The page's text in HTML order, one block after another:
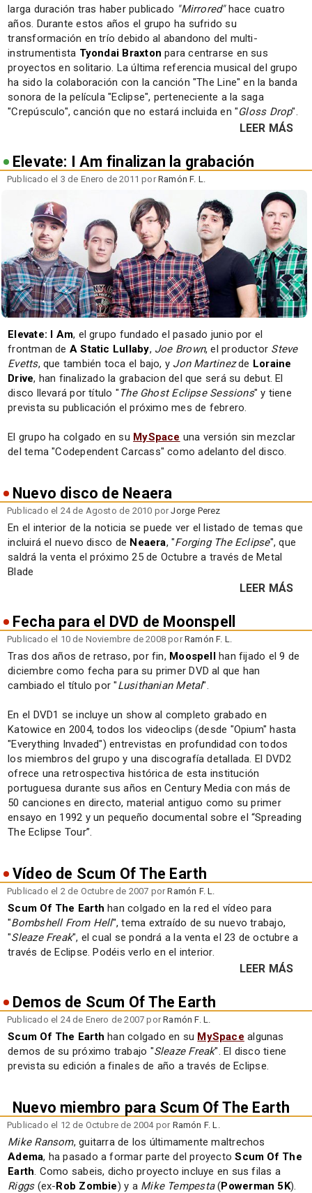
larga duración tras haber publicado "Mirrored"hace cuatro
años. Durante estos años el grupo ha sufrido su
transformación en trío debido al abandono del multi-
instrumentista Tyondai Braxtonpara centrarse en sus
proyectos en solitario. La última referencia musical del grupo
ha sido la colaboración con la canción "The Line" en la banda
sonora de la película "Eclipse", perteneciente a la saga
"Crepúsculo", canción que no estará incluida en "Gloss Drop".
LEER MÁS
Elevate: I Am finalizan la grabación
Publicado el 3 de Enero de 2011 porRamón F. L.
Elevate: I Am, el grupo fundado el pasado junio por el
frontman de A Static Lullaby, Joe Brown, el productor Steve
Evetts, que también toca el bajo, y Jon Martinezde Loraine
Drive, han finalizado la grabacion del que será su debut. El
disco llevará por título " The Ghost Eclipse Sessions" y tiene
prevista su publicación el próximo mes de febrero.
El grupo ha colgado en su MySpace una versión sin mezclar
del tema "Codependent Carcass" como adelanto del disco.
Nuevo disco de Neaera
Publicado el 24 de Agosto de 2010 porJorge Perez
En el interior de la noticia se puede ver el listado de temas que
incluirá el nuevo disco de Neaera, "Forging The Eclipse", que
saldrá la venta el próximo 25 de Octubre a través de Metal
Blade
LEER MÁS
Fecha para el DVD de Moonspell
Publicado el 10 de Noviembre de 2008 porRamón F. L.
Tras dos años de retraso, por fin, Moospellhan fijado el 9 de
diciembre como fecha para su primer DVD al que han
cambiado el título por "Lusithanian Metal".
En el DVD1 se incluye un show al completo grabado en
Katowice en 2004, todos los videoclips (desde "Opium" hasta
"Everything Invaded") entrevistas en profundidad con todos
los miembros del grupo y una discografía detallada. El DVD2
ofrece una retrospectiva histórica de esta institución
portuguesa durante sus años en Century Media con más de
50 canciones en directo, material antiguo como su primer
ensayo en 1992 y un pequeño documental sobre el “Spreading
The Eclipse Tour”.
Vídeo de Scum Of The Earth
Publicado el 2 de Octubre de 2007 porRamón F. L.
Scum Of The Earth han colgado en la red el vídeo para
"Bombshell From Hell", tema extraído de su nuevo trabajo,
"Sleaze Freak", el cual se pondrá a la venta el 23 de octubre a
través de Eclipse. Podéis verlo en el interior.
LEER MÁS
Demos de Scum Of The Earth
Publicado el 24 de Enero de 2007 porRamón F. L.
Scum Of The Earth han colgado en su MySpace algunas
demos de su próximo trabajo "Sleaze Freak". El disco tiene
prevista su edición a finales de año a través de Eclipse.
Nuevo miembro para Scum Of The Earth
Publicado el 12 de Octubre de 2004 por Ramón F. L.
Mike Ransom, guitarra de los últimamente maltrechos
Adema, ha pasado a formar parte del proyectoScum Of The
Earth. Como sabeis, dicho proyecto incluye en sus filas a
Riggs(ex-Rob Zombie) y a Mike Tempesta(Powerman 5K).